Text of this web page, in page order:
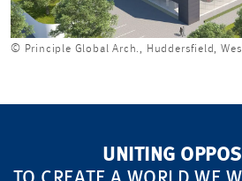
© Principle Global Arch., Huddersfield,
UNITING